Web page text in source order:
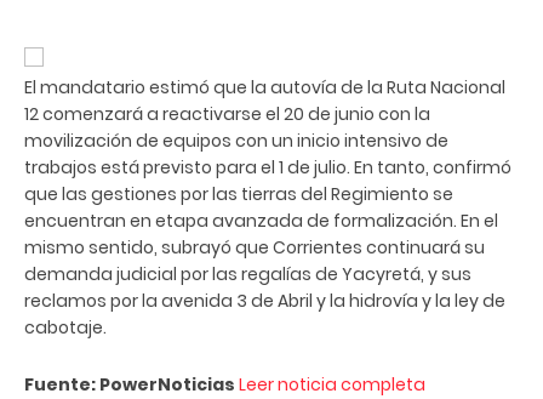
El mandatario estimó que la autovía de la Ruta Nacional
12 comenzará a reactivarse el 20 de junio con la
movilización de equipos con un inicio intensivo de
trabajos está previsto para el 1 de julio. En tanto, confirmó
que las gestiones por las tierras del Regimiento se
encuentran en etapa avanzada de formalización. En el
mismo sentido, subrayó que Corrientes continuará su
demanda judicial por las regalías de Yacyretá, y sus
reclamos por la avenida 3 de Abril y la hidrovía y la ley de
cabotaje.
Fuente: PowerNoticias Leer noticia completa